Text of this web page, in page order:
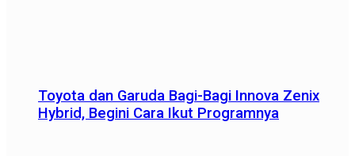
Toyota dan Garuda Bagi-Bagi Innova Zenix
Hybrid, Begini Cara Ikut Programnya